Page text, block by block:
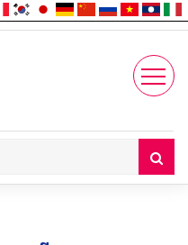
Account
Enjoy